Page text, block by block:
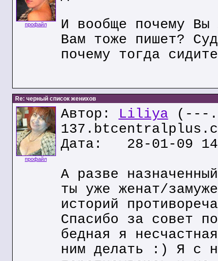
профайл
И вообще почему Вы
Вам тоже пишет?
почему тогда
Re: черный список женихов
профайл
Автор: Liliya (---
Дата: 28-01-09
А разве
ты уже женат/
историй
Спасибо за совет
бедная я
ним делать :) Я с